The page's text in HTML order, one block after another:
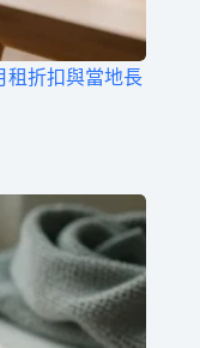
租折扣與當地長